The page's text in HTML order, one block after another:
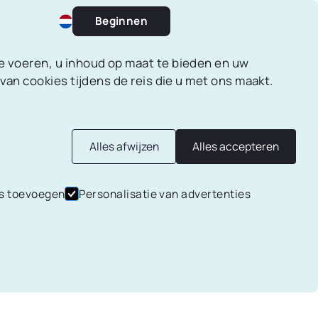
u inhoud op maat te bieden en uw
cookies tijdens de reis die u met ons maakt.
Alles afwijzen Alles accepteren
toevoegen
Personalisatie van advertenties
stap voor stap naar je dromen.
Beginnen
omdat
wat
rij